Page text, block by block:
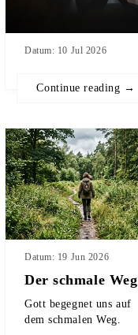
Datum: 10 Jul 2026
Continue reading →
Der schmale Weg
Datum: 19 Jun 2026
Gott begegnet uns auf
dem schmalen Weg.